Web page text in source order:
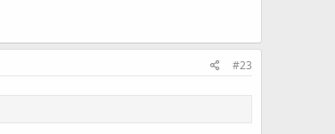
#23